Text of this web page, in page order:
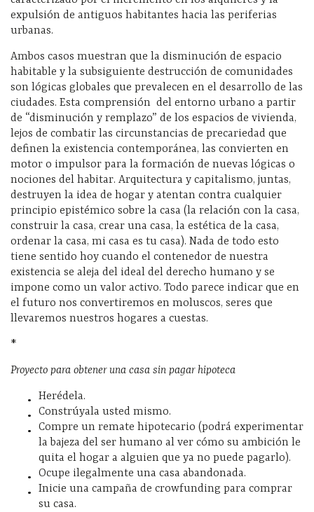
expulsión de antiguos habitantes hacia las periferias
urbanas.
Ambos casos muestran que la disminución de espacio
habitable y la subsiguiente destrucción de comunidades
son lógicas globales que prevalecen en el desarrollo de las
ciudades. Esta comprensión del entorno urbano a partir
de “disminución y remplazo” de los espacios de vivienda,
lejos de combatir las circunstancias de precariedad que
definen la existencia contemporánea, las convierten en
motor o impulsor para la formación de nuevas lógicas o
nociones del habitar. Arquitectura y capitalismo, juntas,
destruyen la idea de hogar y atentan contra cualquier
principio epistémico sobre la casa (la relación con la casa,
construir la casa, crear una casa, la estética de la casa,
ordenar la casa, mi casa es tu casa). Nada de todo esto
tiene sentido hoy cuando el contenedor de nuestra
existencia se aleja del ideal del derecho humano y se
impone como un valor activo. Todo parece indicar que en
el futuro nos convertiremos en moluscos, seres que
llevaremos nuestros hogares a cuestas.
*
Proyecto para obtener una casa sin pagar hipoteca
Herédela.
Constrúyala usted mismo.
Compre un remate hipotecario (podrá experimentar
la bajeza del ser humano al ver cómo su ambición le
quita el hogar a alguien que ya no puede pagarlo).
Ocupe ilegalmente una casa abandonada.
Inicie una campaña de crowfunding para comprar
su casa.